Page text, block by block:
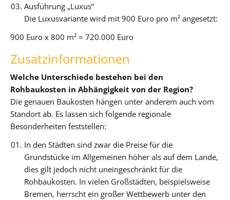
Ausführung „Luxus“
Die Luxusvariante wird mit 900 Euro pro m² angesetzt:
900 Euro x 800 m² = 720.000 Euro
Zusatzinformationen
Welche Unterschiede bestehen bei den
Rohbaukosten in Abhängigkeit von der Region?
Die genauen Baukosten hängen unter anderem auch vom
Standort ab. Es lassen sich folgende regionale
Besonderheiten feststellen:
In den Städten sind zwar die Preise für die
Grundstücke im Allgemeinen höher als auf dem Lande,
dies gilt jedoch nicht uneingeschränkt für die
Rohbaukosten. In vielen Großstädten, beispielsweise
Bremen, herrscht ein großer Wettbewerb unter den